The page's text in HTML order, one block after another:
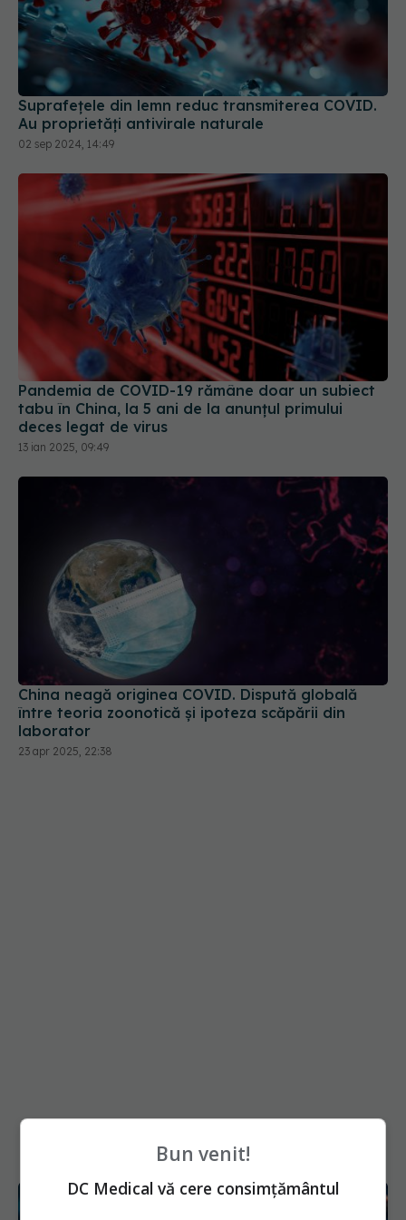
Suprafețele din lemn reduc transmiterea COVID.
Au proprietăți antivirale naturale
02 sep 2024, 14:49
Pandemia de COVID-19 rămâne doar un subiect
tabu în China, la 5 ani de la anunțul primului
deces legat de virus
13 ian 2025, 09:49
China neagă originea COVID. Dispută globală
între teoria zoonotică și ipoteza scăpării din
laborator
23 apr 2025, 22:38
Bun venit!
DC Medical vă cere consimțământul